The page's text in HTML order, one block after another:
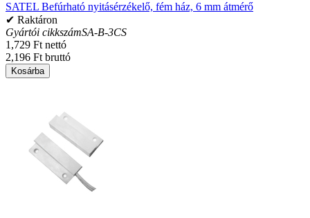
SATEL Befúrható nyitásérzékelő, fém ház, 6 mm átmérő
✔ Raktáron
Gyártói cikkszámSA-B-3CS
1,729 Ft nettó
2,196 Ft bruttó
Kosárba